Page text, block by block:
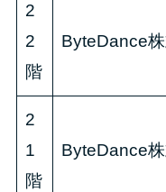
2
2
階
ByteDance
2
1
階
ByteDance